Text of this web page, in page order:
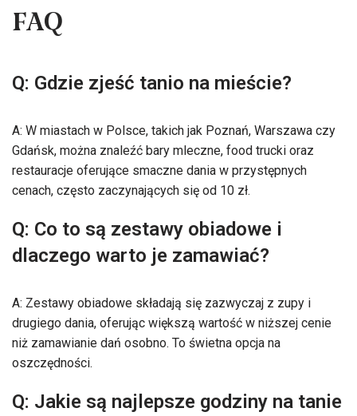
FAQ
Q: Gdzie zjeść tanio na mieście?
A: W miastach w Polsce, takich jak Poznań, Warszawa czy
Gdańsk, można znaleźć bary mleczne, food trucki oraz
restauracje oferujące smaczne dania w przystępnych
cenach, często zaczynających się od 10 zł.
Q: Co to są zestawy obiadowe i
dlaczego warto je zamawiać?
A: Zestawy obiadowe składają się zazwyczaj z zupy i
drugiego dania, oferując większą wartość w niższej cenie
niż zamawianie dań osobno. To świetna opcja na
oszczędności.
Q: Jakie są najlepsze godziny na tanie